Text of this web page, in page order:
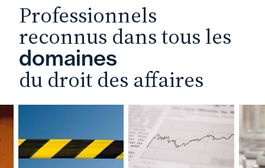
Professionnels
reconnus dans tous les
domaines
du droit des affaires